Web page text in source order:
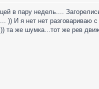
в пару недель....
)) И я нет нет разговариваю
та же шумка...тот же рев